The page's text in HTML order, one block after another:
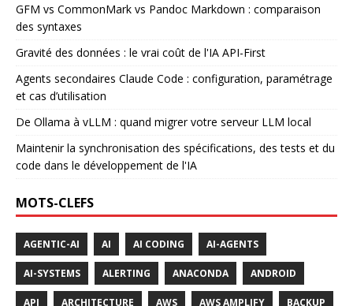
GFM vs CommonMark vs Pandoc Markdown : comparaison
des syntaxes
Gravité des données : le vrai coût de l'IA API-First
Agents secondaires Claude Code : configuration, paramétrage
et cas d’utilisation
De Ollama à vLLM : quand migrer votre serveur LLM local
Maintenir la synchronisation des spécifications, des tests et du
code dans le développement de l'IA
MOTS-CLEFS
AGENTIC-AI AI AI CODING AI-AGENTS
AI-SYSTEMS ALERTING ANACONDA ANDROID
API ARCHITECTURE AWS AWS AMPLIFY BACKUP